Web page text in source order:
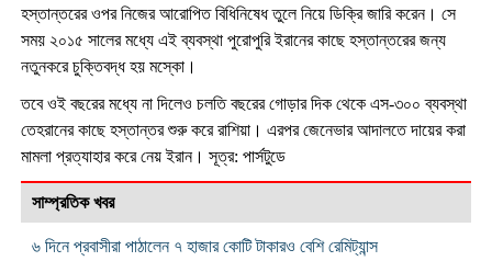
হস্তান্তরের ওপর নিজের আরোপিত বিধিনিষেধ তুলে নিয়ে ডিক্রি জারি করেন। সে
সময় ২০১৫ সালের মধ্যে এই ব্যবস্থা পুরোপুরি ইরানের কাছে হস্তান্তরের জন্য
নতুনকরে চুক্তিবদ্ধ হয় মস্কো।
তবে ওই বছরের মধ্যে না দিলেও চলতি বছরের গোড়ার দিক থেকে এস-৩০০ ব্যবস্থা
তেহরানের কাছে হস্তান্তর শুরু করে রাশিয়া। এরপর জেনেভার আদালতে দায়ের করা
মামলা প্রত্যাহার করে নেয় ইরান। সূত্র: পার্সটুডে
সাম্প্রতিক খবর
৬ দিনে প্রবাসীরা পাঠালেন ৭ হাজার কোটি টাকারও বেশি রেমিট্যান্স